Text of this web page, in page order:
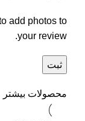
add photos to
your review.
محصولات بیشتر